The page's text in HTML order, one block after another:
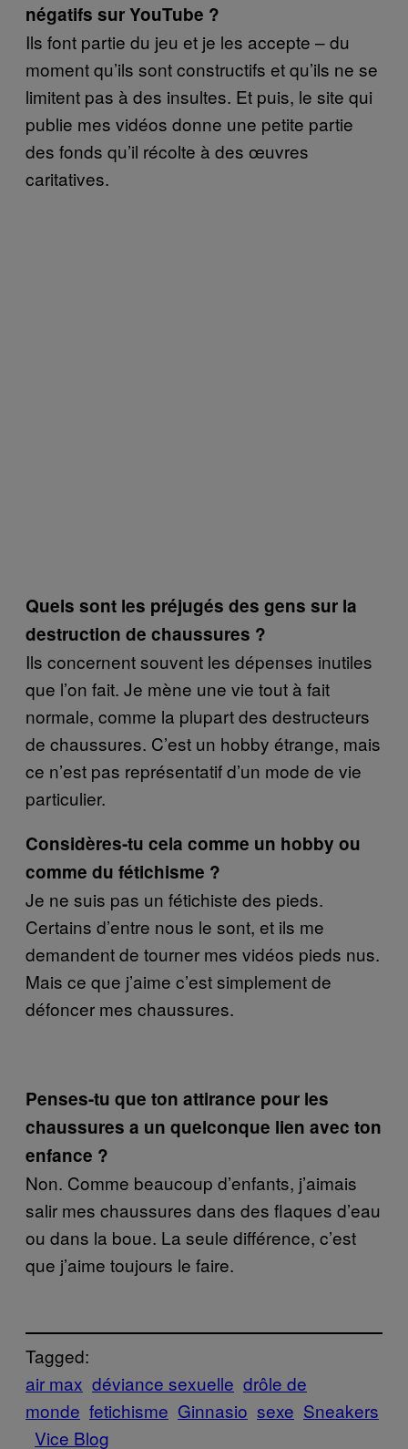
négatifs sur YouTube ?
Ils font partie du jeu et je les accepte – du
moment qu’ils sont constructifs et qu’ils ne se
limitent pas à des insultes. Et puis, le site qui
publie mes vidéos donne une petite partie
des fonds qu’il récolte à des œuvres
caritatives.
Quels sont les préjugés des gens sur la
destruction de chaussures ?
Ils concernent souvent les dépenses inutiles
que l’on fait. Je mène une vie tout à fait
normale, comme la plupart des destructeurs
de chaussures. C’est un hobby étrange, mais
ce n’est pas représentatif d’un mode de vie
particulier.
Considères-tu cela comme un hobby ou
comme du fétichisme ?
Je ne suis pas un fétichiste des pieds.
Certains d’entre nous le sont, et ils me
demandent de tourner mes vidéos pieds nus.
Mais ce que j’aime c’est simplement de
défoncer mes chaussures.
Penses-tu que ton attirance pour les
chaussures a un quelconque lien avec ton
enfance ?
Non. Comme beaucoup d’enfants, j’aimais
salir mes chaussures dans des flaques d’eau
ou dans la boue. La seule différence, c’est
que j’aime toujours le faire.
Tagged:
air max déviance sexuelle drôle de
monde fetichisme Ginnasio sexe Sneakers
Vice Blog